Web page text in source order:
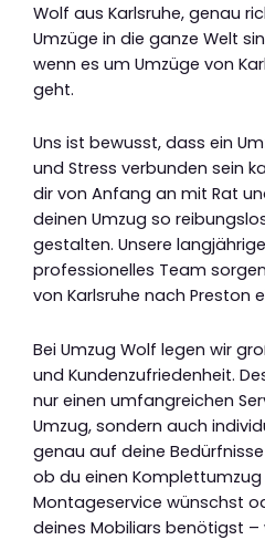
Wolf aus Karlsruhe, genau
Umzüge in die ganze Welt
wenn es um Umzüge von
geht.
Uns ist bewusst, dass ein
und Stress verbunden sein
dir von Anfang an mit Rat
deinen Umzug so
gestalten. Unsere
professionelles Team
von Karlsruhe nach Preston
Bei Umzug Wolf legen wir
und Kundenzufriedenheit.
nur einen umfangreichen
Umzug, sondern auch
genau auf deine
ob du einen Komplettumzug
Montageservice wünschst
deines Mobiliars benötigst